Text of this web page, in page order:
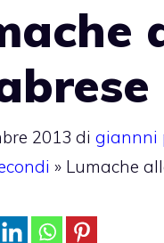
2013 di giannni
» Lumache